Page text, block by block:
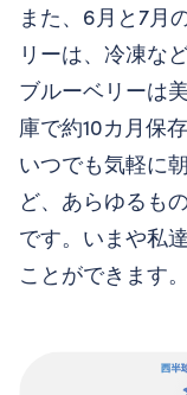
また、6月と7月
リーは、冷凍な
ブルーベリーは
庫で約10カ月保
いつでも気軽に
ど、あらゆるも
です。いまや私
ことができます。